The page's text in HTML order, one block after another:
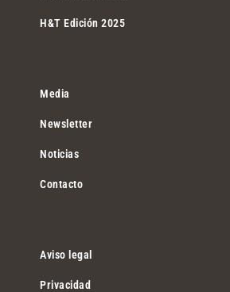
H&T Edición 2025
Media
Newsletter
Noticias
Contacto
Aviso legal
Privacidad